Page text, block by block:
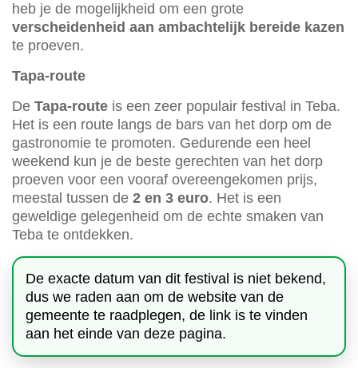
heb je de mogelijkheid om een grote
verscheidenheid aan ambachtelijk bereide kazen
te proeven.
Tapa-route
De Tapa-route is een zeer populair festival in Teba.
Het is een route langs de bars van het dorp om de
gastronomie te promoten. Gedurende een heel
weekend kun je de beste gerechten van het dorp
proeven voor een vooraf overeengekomen prijs,
meestal tussen de 2 en 3 euro. Het is een
geweldige gelegenheid om de echte smaken van
Teba te ontdekken.
De exacte datum van dit festival is niet bekend,
dus we raden aan om de website van de
gemeente te raadplegen, de link is te vinden
aan het einde van deze pagina.